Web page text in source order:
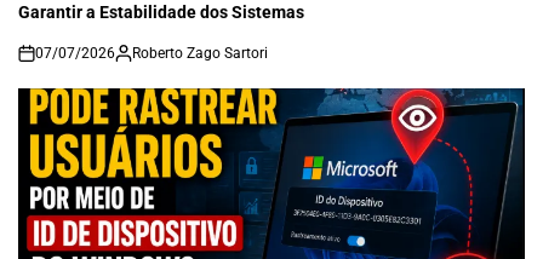
Garantir a Estabilidade dos Sistemas
on
07/07/2026 Roberto Zago Sartori